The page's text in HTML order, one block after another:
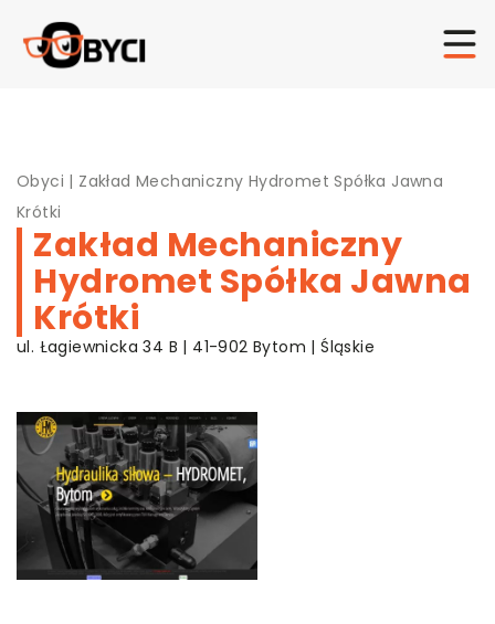
Obyci | Zakład Mechaniczny Hydromet Spółka Jawna
Krótki
Zakład Mechaniczny
Hydromet Spółka Jawna
Krótki
ul. Łagiewnicka 34 B | 41-902 Bytom | Śląskie